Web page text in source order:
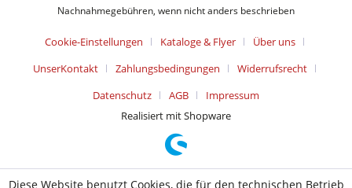
Nachnahmegebühren, wenn nicht anders beschrieben
Cookie-Einstellungen Kataloge & Flyer
Über uns
UnserKontakt
Zahlungsbedingungen
Widerrufsrecht
Datenschutz
AGB
Impressum
Realisiert mit Shopware
Diese Website benutzt Cookies, die für den technischen Betrieb